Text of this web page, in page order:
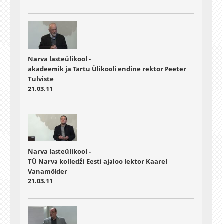
Narva lasteülikool -
akadeemik ja Tartu Ülikooli endine rektor Peeter
Tulviste
21.03.11
Narva lasteülikool -
TÜ Narva kolledži Eesti ajaloo lektor Kaarel
Vanamölder
21.03.11